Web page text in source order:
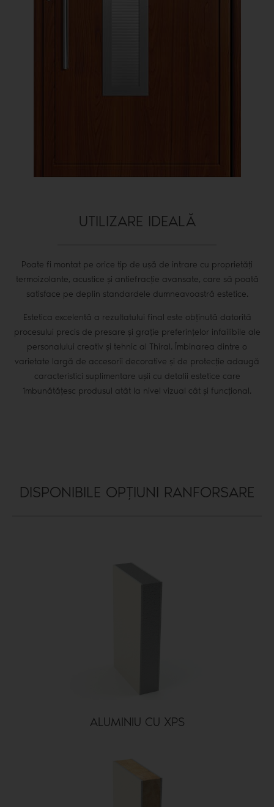
UTILIZARE IDEALĂ
Poate fi montat pe orice tip de ușă de intrare cu proprietăți
termoizolante, acustice și antiefracție avansate, care să poată
satisface pe deplin standardele dumneavoastră estetice.
Estetica excelentă a rezultatului final este obținută datorită
procesului precis de presare și grație preferințelor infailibile ale
personalului creativ și tehnic al Thiral. Îmbinarea dintre o
varietate largă de accesorii decorative și de protecție adaugă
caracteristici suplimentare ușii cu detalii estetice care
îmbunătățesc produsul atât la nivel vizual cât și funcțional.
DISPONIBILE OPȚIUNI RANFORSARE
ALUMINIU CU XPS